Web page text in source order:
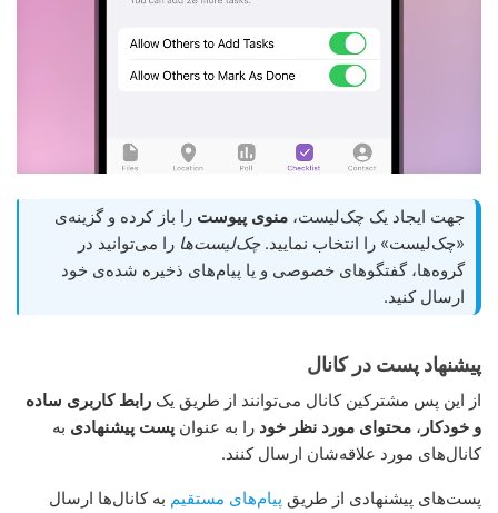
جهت ایجاد یک چک‌لیست، منوی پیوست را باز کرده و گزینه‌ی
«چک‌لیست» را انتخاب نمایید.چک‌لیست‌ها را می‌توانید در
گروه‌ها، گفتگوهای خصوصی و یا پیام‌های ذخیره شده‌ی خود
ارسال کنید.
پیشنهاد پست در کانال
از این پس مشترکین کانال می‌توانند از طریق یک رابط کاربری ساده
و خودکار ، محتوای مورد نظر خود را به عنوان پست پیشنهادی به
کانال‌های مورد علاقه‌شان ارسال کنند.
پست‌های پیشنهادی از طریق پیام‌های مستقیم به کانال‌ها ارسال